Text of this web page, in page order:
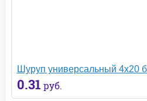
Шуруп универсальный 4х20
0.31 руб.